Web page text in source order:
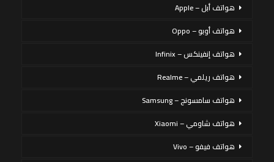
هواتف أبل – Apple
هواتف أوبو – Oppo
هواتف إنفينكس – Infinix
هواتف ريلمي – Realme
هواتف سامسونج – Samsung
هواتف شاومي – Xiaomi
هواتف فيفو – Vivo